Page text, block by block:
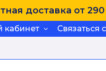
доставка от
кабинет Связаться